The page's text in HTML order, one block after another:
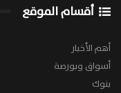
أقسام الموقع
أهم الأخبار
أسواق وبورصة
بنوك